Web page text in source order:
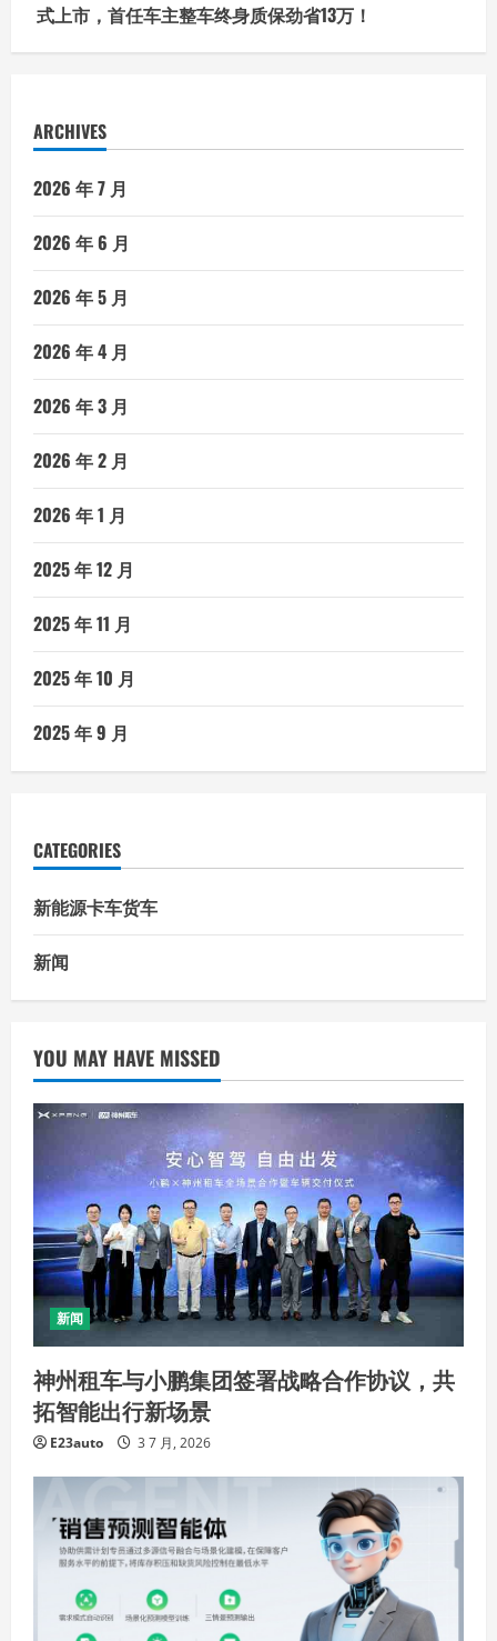
式上市，首任车主整车终身质保劲省13万！
ARCHIVES
2026 年 7 月
2026 年 6 月
2026 年 5 月
2026 年 4 月
2026 年 3 月
2026 年 2 月
2026 年 1 月
2025 年 12 月
2025 年 11 月
2025 年 10 月
2025 年 9 月
CATEGORIES
新能源卡车货车
新闻
YOU MAY HAVE MISSED
新闻
神州租车与小鹏集团签署战略合作协议，共
拓智能出行新场景
E23auto 3 7 月, 2026